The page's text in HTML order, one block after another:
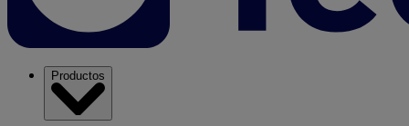
Productos